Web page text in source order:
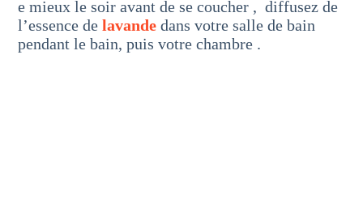
e mieux le soir avant de se coucher , diffusez de
l’essence delavande dans votre salle de bain
pendant le bain, puis votre chambre .